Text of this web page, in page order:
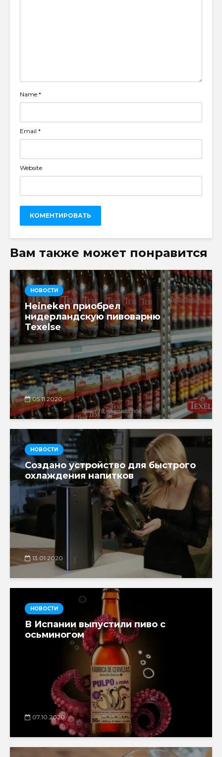
Name *
Email *
Website
Вам также может понравится
НОВОСТИ
Heineken приобрел
нидерландскую пивоварню
Texelse
05.11.2020
НОВОСТИ
Создано устройство для быстрого
охлаждения напитков
13.01.2020
НОВОСТИ
В Испании выпустили пиво с
осьминогом
07.10.2020